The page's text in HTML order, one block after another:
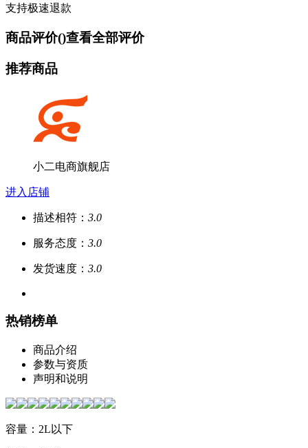
支持极速退款
商品评价()查看全部评价
推荐商品
小二电商旗舰店
进入店铺
描述相符： 3.0
服务态度： 3.0
发货速度： 3.0
热销榜单
商品介绍
参数与资质
声明和说明
容量：2L以下